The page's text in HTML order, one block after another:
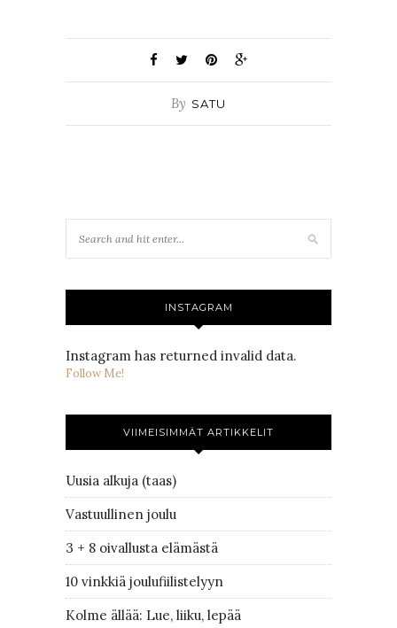
By SATU
INSTAGRAM
Instagram has returned invalid data.
Follow Me!
VIIMEISIMMÄT ARTIKKELIT
Uusia alkuja (taas)
Vastuullinen joulu
3 + 8 oivallusta elämästä
10 vinkkiä joulufiilistelyyn
Kolme ällää: Lue, liiku, lepää